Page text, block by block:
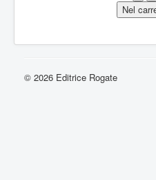
© 2026 Editrice Rogate